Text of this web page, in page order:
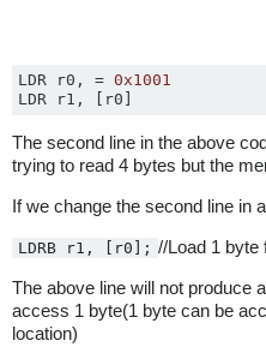
LDR r0 , = 0x1001
LDR r1 , r0
The second line in the above
trying to read 4 bytes but the
If we change the second line in
LDRB r1, [r0]; //Load 1 byte
The above line will not produce
access 1 byte(1 byte can be
location)